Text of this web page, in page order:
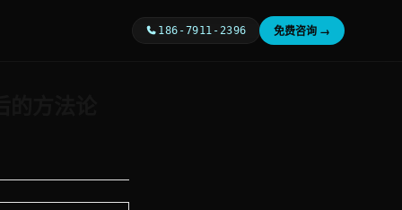
186-7911-2396 免费咨询 →